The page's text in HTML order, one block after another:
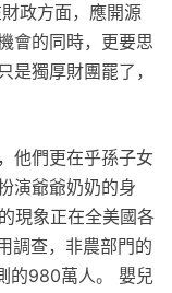
政方面，應開源
會的同時，更要思
獨厚財團罷了，
他們更在乎孫子女
演爺爺奶奶的身
現象正在全美國各
調查，非農部門的
的980萬人。 嬰兒